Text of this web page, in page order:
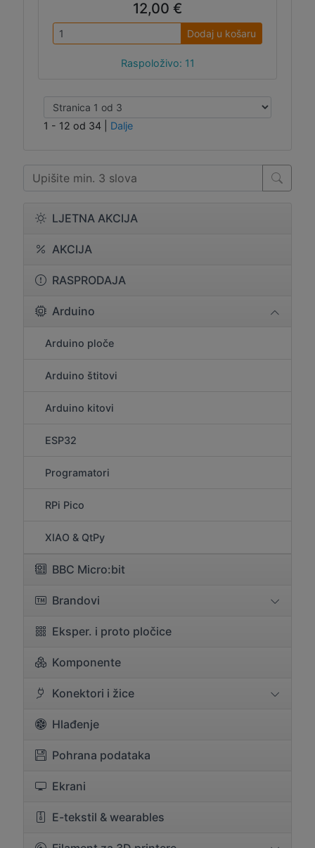
LJETNA AKCIJA
AKCIJA
RASPRODAJA
Arduino
Arduino ploče
Arduino štitovi
Arduino kitovi
ESP32
Programatori
RPi Pico
XIAO & QtPy
BBC Micro:bit
Brandovi
Eksper. i proto pločice
Komponente
Konektori i žice
Hlađenje
Pohrana podataka
Ekrani
E-tekstil & wearables
12,00 €
Dodaj u košaru
Raspoloživo: 11
1 - 12 od 34 Dalje